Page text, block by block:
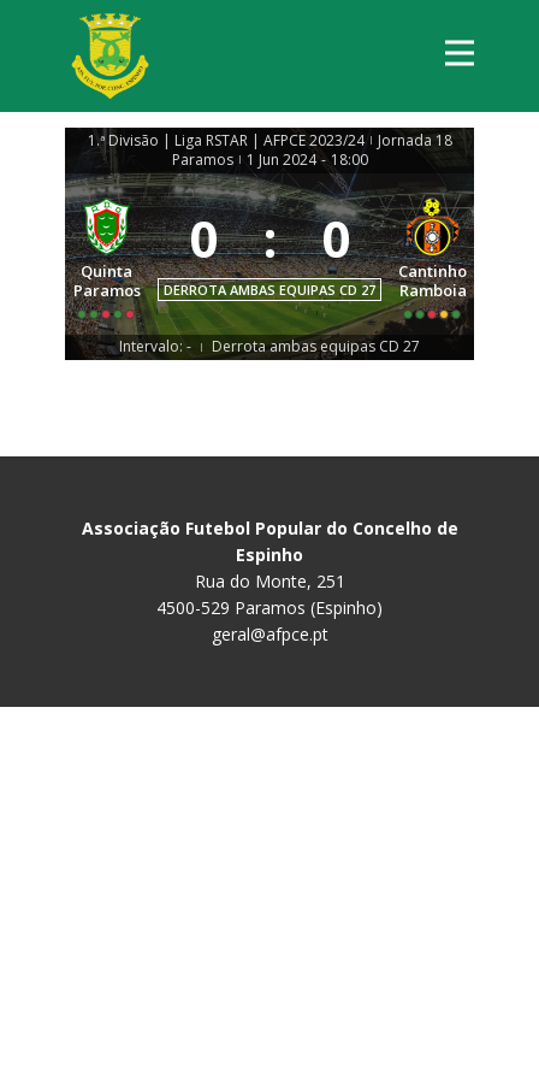
1.ª Divisão | Liga RSTAR | AFPCE 2023/24 | Jornada 18
Paramos | 1 Jun 2024 - 18:00
Quinta
Paramos
0 : 0
DERROTA AMBAS EQUIPAS CD 27
Cantinho
Ramboia
Intervalo: - | Derrota ambas equipas CD 27
Associação Futebol Popular do Concelho de
Espinho
Rua do Monte, 251
4500-529 Paramos (Espinho)
geral@afpce.pt